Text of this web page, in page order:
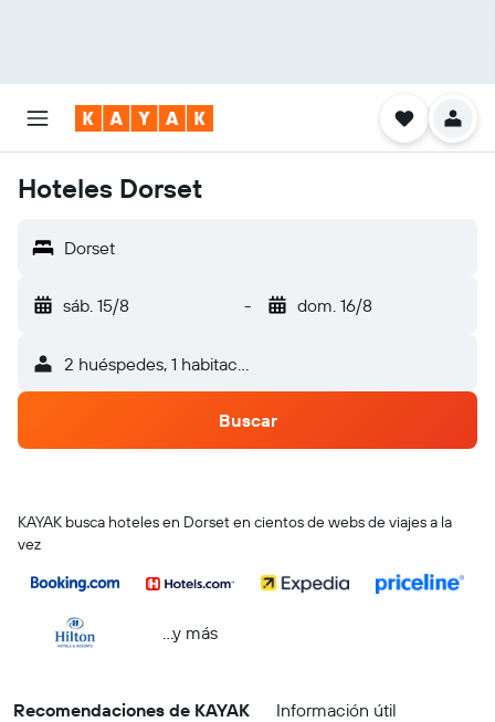
Hoteles Dorset
Dorset
sáb. 15/8 - dom. 16/8
2 huéspedes, 1 habitación
Buscar
KAYAK busca hoteles en Dorset en cientos de webs de viajes a la
vez
...y más
Recomendaciones de KAYAK Información útil